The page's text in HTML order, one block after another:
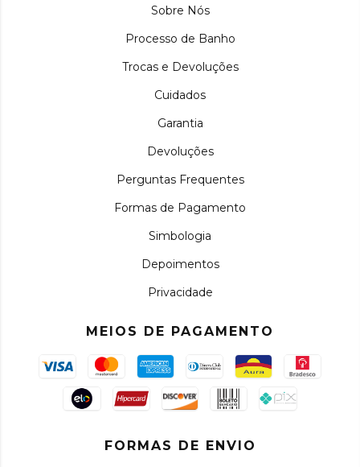
Sobre Nós
Processo de Banho
Trocas e Devoluções
Cuidados
Garantia
Devoluções
Perguntas Frequentes
Formas de Pagamento
Simbologia
Depoimentos
Privacidade
MEIOS DE PAGAMENTO
FORMAS DE ENVIO